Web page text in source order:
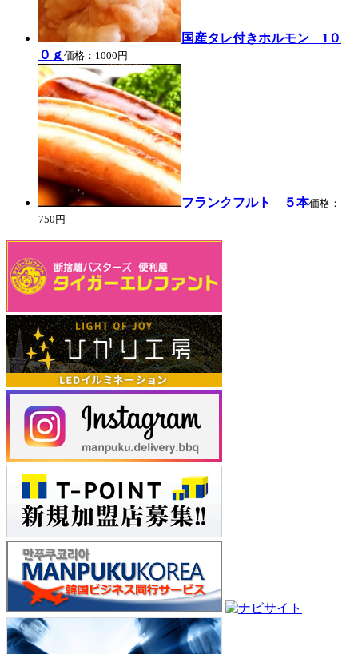
国産タレ付きホルモン 1０
０ｇ 価格：1000円
フランクフルト ５本価格：
750円